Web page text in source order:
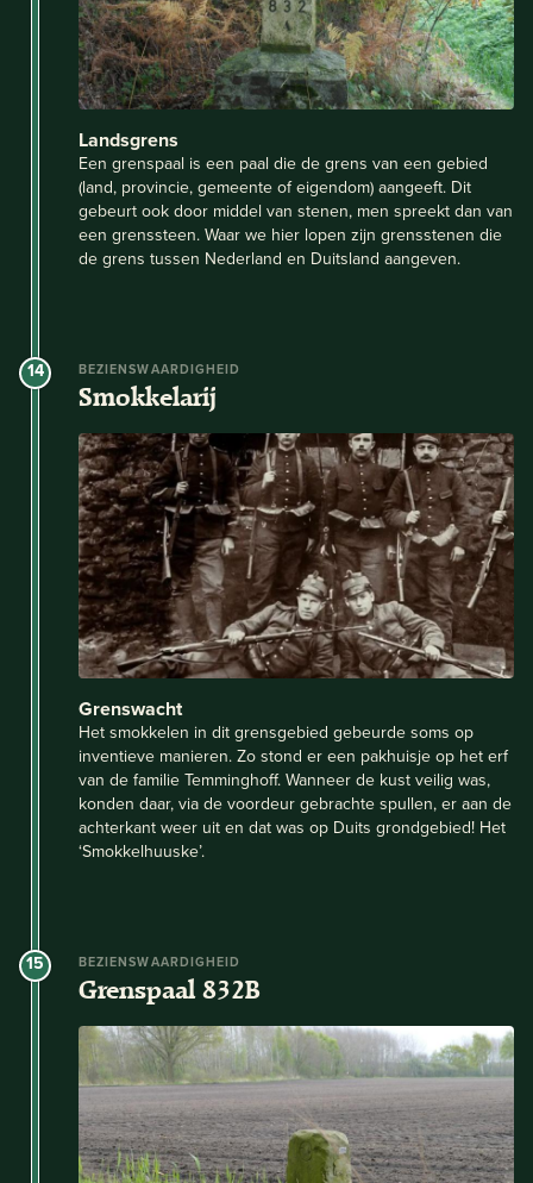
Landsgrens
Een grenspaal is een paal die de grens van een gebied
(land, provincie, gemeente of eigendom) aangeeft. Dit
gebeurt ook door middel van stenen, men spreekt dan van
een grenssteen. Waar we hier lopen zijn grensstenen die
de grens tussen Nederland en Duitsland aangeven.
14 BEZIENSWAARDIGHEID
Smokkelarij
Grenswacht
Het smokkelen in dit grensgebied gebeurde soms op
inventieve manieren. Zo stond er een pakhuisje op het erf
van de familie Temminghoff. Wanneer de kust veilig was,
konden daar, via de voordeur gebrachte spullen, er aan de
achterkant weer uit en dat was op Duits grondgebied! Het
‘Smokkelhuuske’.
15 BEZIENSWAARDIGHEID
Grenspaal 832B